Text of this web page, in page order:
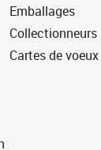
Emballages
Collectionneurs
Cartes de voeux